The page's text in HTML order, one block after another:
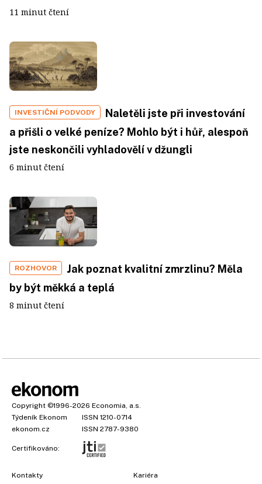
11 minut čtení
INVESTIČNÍ PODVODY
Naletěli jste při investování
a přišli o velké peníze? Mohlo být i hůř, alespoň
jste neskončili vyhladovělí v džungli
6 minut čtení
ROZHOVOR
Jak poznat kvalitní zmrzlinu? Měla
by být měkká a teplá
8 minut čtení
Copyright ©1996-2026 Economia, a.s.
Týdeník Ekonom
ISSN 1210-0714
ekonom.cz
ISSN 2787-9380
Certifikováno:
Kontakty
Kariéra